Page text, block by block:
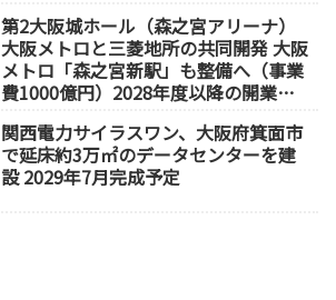
第2大阪城ホール（森之宮アリーナ）
大阪メトロと三菱地所の共同開発 大阪
メトロ「森之宮新駅」も整備へ（事業
費1000億円）2028年度以降の開業
関西電力サイラスワン、大阪府箕面市
で延床約3万㎡のデータセンターを建
設 2029年7月完成予定